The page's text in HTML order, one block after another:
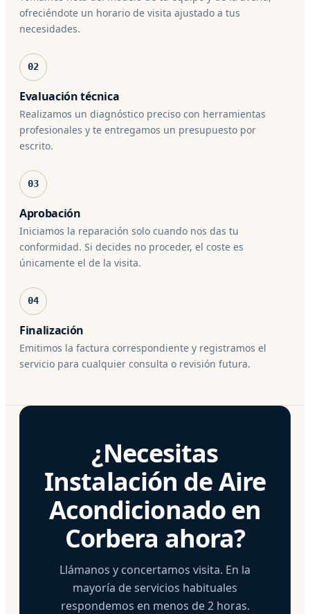
ofreciéndote un horario de visita ajustado a tus
necesidades.
02
Evaluación técnica
Realizamos un diagnóstico preciso con herramientas
profesionales y te entregamos un presupuesto por
escrito.
03
Aprobación
Iniciamos la reparación solo cuando nos das tu
conformidad. Si decides no proceder, el coste es
únicamente el de la visita.
04
Finalización
Emitimos la factura correspondiente y registramos el
servicio para cualquier consulta o revisión futura.
¿Necesitas
Instalación de Aire
Acondicionado en
Corbera ahora?
Llámanos y concertamos visita. En la
mayoría de servicios habituales
respondemos en menos de 2 horas.